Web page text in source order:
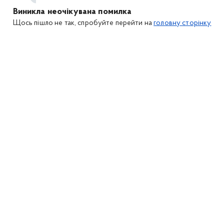
Виникла неочікувана помилка
Щось пішло не так, спробуйте перейти наголовну сторінку